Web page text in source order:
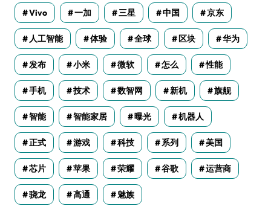
Vivo 一加 三星 中国 京东
人工智能 体验 全球 区块 华为
发布 小米 微软 怎么 性能
手机 技术 数智网 新机 旗舰
智能 智能家居 曝光 机器人
正式 游戏 科技 系列 美国
芯片 苹果 荣耀 谷歌 运营商
骁龙 高通 魅族